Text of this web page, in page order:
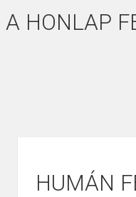
A HONLAP
HUMÁN